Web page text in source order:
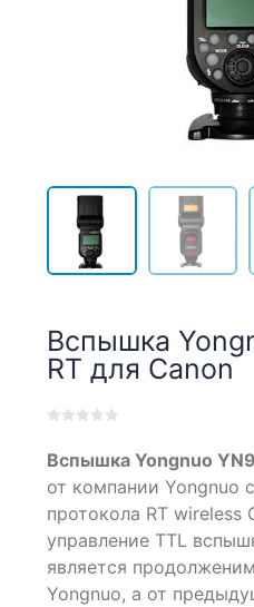
Вспышка
RT для Canon
out
on
customer
ratings
Вспышка Yongnuo
от компании Yongnuo
протокола RT wireless
управление TTL
является
Yongnuo, а от